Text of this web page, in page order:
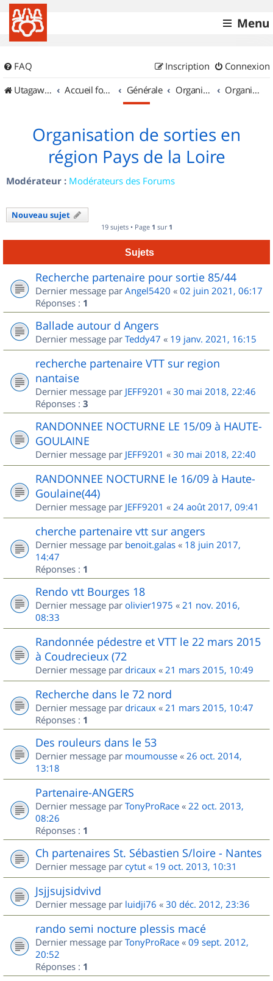
Menu
FAQ Connexion
Inscription
UtagawaVTT (Randos VTT et VTTAE avec traces GPS)
Accueil forum Générale Organisation de sorties & Recherche de partenaires Organisation de sorties en région Pays de la Loire
Organisation de sorties en
région Pays de la Loire
Modérateur : Modérateurs des Forums
Nouveau sujet
19 sujets • Page 1 sur 1
Sujets
Recherche partenaire pour sortie 85/44
Dernier message par Angel5420 « 02 juin 2021, 06:17
Réponses : 1
Ballade autour d Angers
Dernier message par Teddy47 « 19 janv. 2021, 16:15
recherche partenaire VTT sur region
nantaise
Dernier message par JEFF9201 « 30 mai 2018, 22:46
Réponses : 3
RANDONNEE NOCTURNE LE 15/09 à HAUTE-
GOULAINE
Dernier message par JEFF9201 « 30 mai 2018, 22:40
RANDONNEE NOCTURNE le 16/09 à Haute-
Goulaine(44)
Dernier message par JEFF9201 « 24 août 2017, 09:41
cherche partenaire vtt sur angers
Dernier message par benoit.galas « 18 juin 2017,
14:47
Réponses : 1
Rendo vtt Bourges 18
Dernier message par olivier1975 « 21 nov. 2016,
08:33
Randonnée pédestre et VTT le 22 mars 2015
à Coudrecieux (72
Dernier message par dricaux « 21 mars 2015, 10:49
Recherche dans le 72 nord
Dernier message par dricaux « 21 mars 2015, 10:47
Réponses : 1
Des rouleurs dans le 53
Dernier message par moumousse « 26 oct. 2014,
13:18
Partenaire-ANGERS
Dernier message par TonyProRace « 22 oct. 2013,
08:26
Réponses : 1
Ch partenaires St. Sébastien S/loire - Nantes
Dernier message par cytut « 19 oct. 2013, 10:31
Jsjjsujsidvivd
Dernier message par luidji76 « 30 déc. 2012, 23:36
rando semi nocture plessis macé
Dernier message par TonyProRace « 09 sept. 2012,
20:52
Réponses : 1